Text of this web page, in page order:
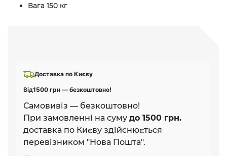
Доставка по Києву
Від1500 грн — безкоштовно!
Самовивіз — безкоштовно!
При замовленні на суму до 1500 грн.
доставка по Києву здійснюється
перевізником "Нова Пошта".
Вага 150 кг